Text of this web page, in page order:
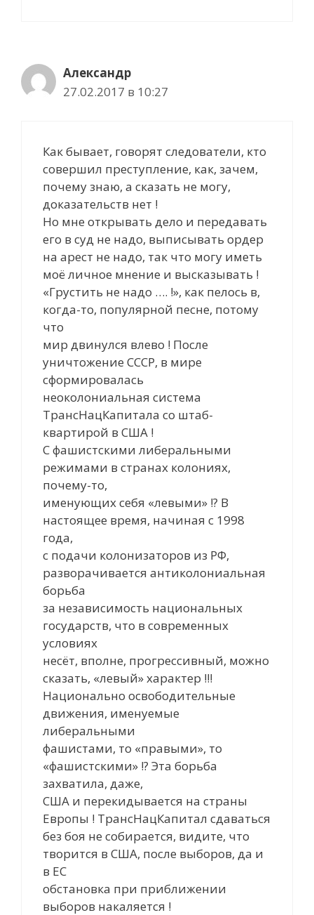
Александр
27.02.2017 в 10:27
Как бывает, говорят следователи, кто
совершил преступление, как, зачем,
почему знаю, а сказать не могу,
доказательств нет !
Но мне открывать дело и передавать
его в суд не надо, выписывать ордер
на арест не надо, так что могу иметь
моё личное мнение и высказывать !
«Грустить не надо …. !», как пелось в,
когда-то, популярной песне, потому
что
мир двинулся влево ! После
уничтожение СССР, в мире
сформировалась
неоколониальная система
ТрансНацКапитала со штаб-
квартирой в США !
С фашистскими либеральными
режимами в странах колониях,
почему-то,
именующих себя «левыми» !? В
настоящее время, начиная с 1998
года,
с подачи колонизаторов из РФ,
разворачивается антиколониальная
борьба
за независимость национальных
государств, что в современных
условиях
несёт, вполне, прогрессивный, можно
сказать, «левый» характер !!!
Национально освободительные
движения, именуемые
либеральными
фашистами, то «правыми», то
«фашистскими» !? Эта борьба
захватила, даже,
США и перекидывается на страны
Европы ! ТрансНацКапитал сдаваться
без боя не собирается, видите, что
творится в США, после выборов, да и
в ЕС
обстановка при приближении
выборов накаляется !